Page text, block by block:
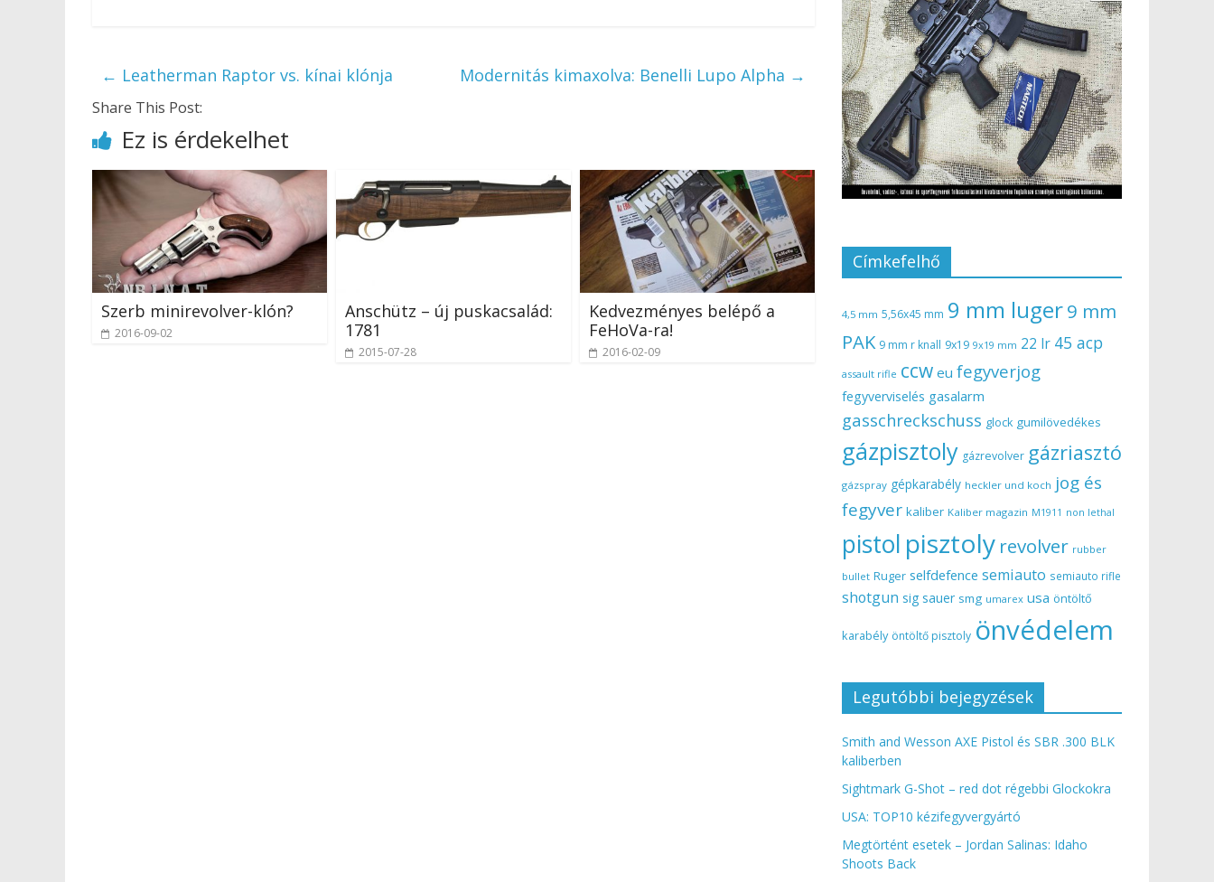
← Leatherman Raptor vs. kínai klónja Modernitás kimaxolva: Benelli Lupo Alpha →
Share This Post:
Ez is érdekelhet
Szerb minirevolver-klón?
2016-09-02
Anschütz – új puskacsalád:
1781
2015-07-28
Kedvezményes belépő a
FeHoVa-ra!
2016-02-09
Címkefelhő
4,5 mm 5,56x45 mm 9 mm luger9 mm
PAK 9 mm r knall 9x19 9x19 mm 22 lr 45 acp
assault rifle ccw eu fegyverjog
fegyverviselés gasalarm
gasschreckschuss glock gumilövedékes
gázpisztoly gázrevolver gázriasztó
gázspray gépkarabély heckler und koch jog és
fegyver kaliber Kaliber magazin M1911 non lethal
pistol pisztoly revolver rubber
bullet Ruger selfdefence semiauto semiauto rifle
shotgun sig sauer smg umarex usa öntöltő
karabély öntöltő pisztoly önvédelem
Legutóbbi bejegyzések
Smith and Wesson AXE Pistol és SBR .300 BLK
kaliberben
Sightmark G-Shot – red dot régebbi Glockokra
USA: TOP10 kézifegyvergyártó
Megtörtént esetek – Jordan Salinas: Idaho
Shoots Back